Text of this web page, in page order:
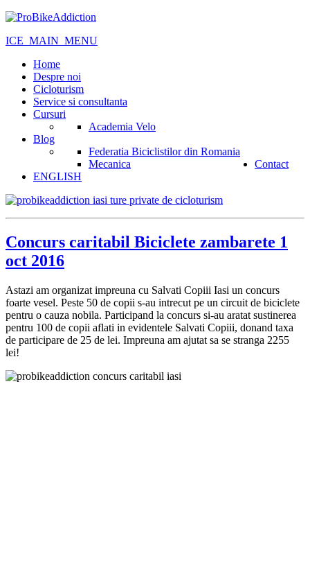
ICE_MAIN_MENU
Home
Despre noi
Cicloturism
Service si consultanta
Cursuri
Academia Velo
Blog
Federatia Biciclistilor din Romania
Mecanica
Contact
ENGLISH
Concurs caritabil Biciclete zambarete 1
oct 2016
Astazi am organizat impreuna cu Salvati Copiii Iasi un concurs
foarte vesel. Peste 50 de copii s-au intrecut pe un circuit de biciclete
pentru o cauza nobila. Participand la concurs si-au aratat sustinerea
pentru 100 de copii aflati in evidentele Salvati Copiii, donand taxa
de participare de 25 de lei. Impreuna am ajutat sa se stranga 2255
lei!